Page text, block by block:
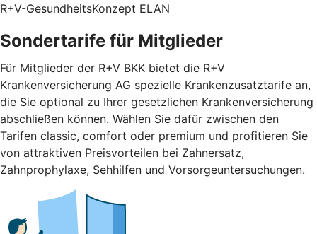
R+V-GesundheitsKonzept ELAN
Sondertarife für Mitglieder
Für Mitglieder der R+V BKK bietet die R+V
Krankenversicherung AG spezielle Krankenzusatztarife an,
die Sie optional zu Ihrer gesetzlichen Krankenversicherung
abschließen können. Wählen Sie dafür zwischen den
Tarifen classic, comfort oder premium und profitieren Sie
von attraktiven Preisvorteilen bei Zahnersatz,
Zahnprophylaxe, Sehhilfen und Vorsorgeuntersuchungen.